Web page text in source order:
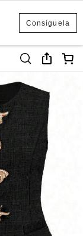
Consíguela